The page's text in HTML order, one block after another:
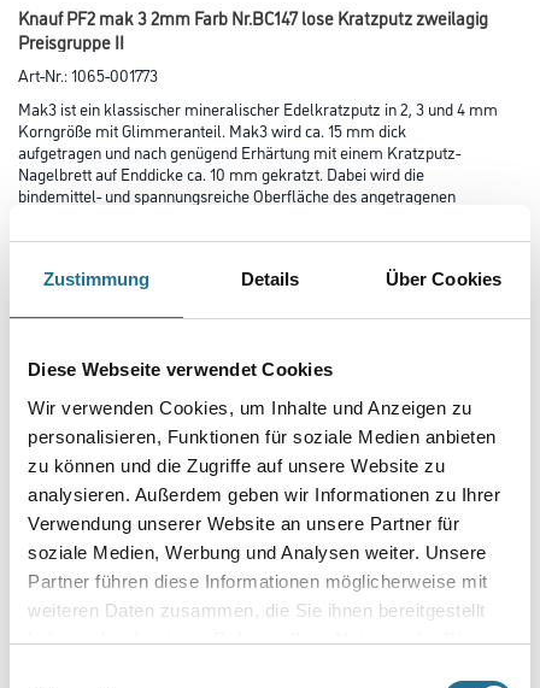
Zustimmung Details Über Cookies
Diese Webseite verwendet Cookies
Wir verwenden Cookies, um Inhalte und Anzeigen zu
personalisieren, Funktionen für soziale Medien anbieten
zu können und die Zugriffe auf unsere Website zu
analysieren. Außerdem geben wir Informationen zu Ihrer
Verwendung unserer Website an unsere Partner für
soziale Medien, Werbung und Analysen weiter. Unsere
Partner führen diese Informationen möglicherweise mit
weiteren Daten zusammen, die Sie ihnen bereitgestellt
haben oder die sie im Rahmen Ihrer Nutzung der Dienste
Knauf PF2 mak 3 2mm Farb Nr.BC147 lose Kratzputz zweilagig
Preisgruppe II
Art-Nr.:1065-001773
Mak3 ist ein klassischer mineralischer Edelkratzputz in 2, 3 und 4 mm
Korngröße mit Glimmeranteil. Mak3 wird ca. 15 mm dick
aufgetragen und nach genügend Erhärtung mit einem Kratzputz-
Nagelbrett auf Enddicke ca. 10 mm gekratzt. Dabei wird die
bindemittel- und spannungsreiche Oberfläche des angetragenen
hierfür charakteristische, gleichmäßige Kratzputzstruktur. Mak3 bietet
Oberfläche einen Selbstreinigungseffekt auf. Mak3 ist ideal für den
Systemen.
Farbtonbezeichnung
Körnung
Gebinde